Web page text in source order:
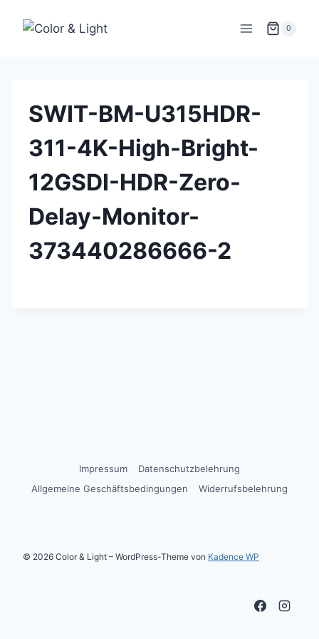
Inhalt
0
SWIT-BM-U315HDR-
311-4K-High-Bright-
12GSDI-HDR-Zero-
Delay-Monitor-
373440286666-2
Impressum
Datenschutzbelehrung
Allgemeine Geschäftsbedingungen
Widerrufsbelehrung
© 2026 Color & Light – WordPress-Theme von Kadence WP